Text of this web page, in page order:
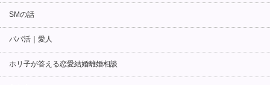
SMの話
パパ活｜愛人
ホリ子が答える恋愛結婚離婚相談